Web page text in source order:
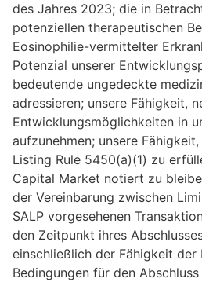
des Jahres 2023; die in
potenziellen therapeutischen
Eosinophilie-vermittelter
Potenzial unserer
bedeutende ungedeckte
adressieren; unsere Fähigkeit,
Entwicklungsmöglichkeiten in
aufzunehmen; unsere
Listing Rule 5450(a)(1) zu
Capital Market notiert zu
der Vereinbarung zwischen
SALP vorgesehenen
den Zeitpunkt ihres
einschließlich der Fähigkeit der
Bedingungen für den